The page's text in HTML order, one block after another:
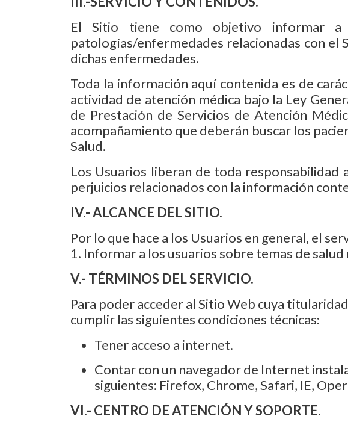
El Sitio tiene como objetivo informar
patologías/enfermedades relacionadas con el
dichas enfermedades.
Toda la información aquí contenida es de
actividad de atención médica bajo la Ley
de Prestación de Servicios de Atención
acompañamiento que deberán buscar los
Salud.
Los Usuarios liberan de toda
perjuicios relacionados con la información
IV.- ALCANCE DEL SITIO.
Por lo que hace a los Usuarios en general, el
1. Informar a los usuarios sobre temas de
V.- TÉRMINOS DEL SERVICIO.
Para poder acceder al Sitio Web cuya
cumplir las siguientes condiciones técnicas:
Tener acceso a internet.
Contar con un navegador de Internet
siguientes: Firefox, Chrome, Safari, IE,
VI.- CENTRO DE ATENCIÓN Y SOPORTE.